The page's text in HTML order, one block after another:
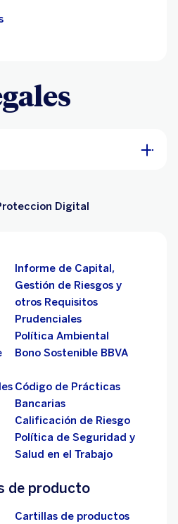
Digital
Informe de Capital,
Gestión de Riesgos y
otros Requisitos
Prudenciales
Política Ambiental
Bono Sostenible BBVA
Código de Prácticas
Bancarias
Calificación de Riesgo
Política de Seguridad y
Salud en el Trabajo
de producto
Cartillas de productos